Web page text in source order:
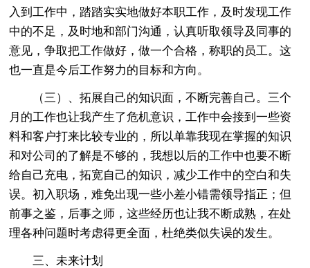
入到工作中，踏踏实实地做好本职工作，及时发现工作
中的不足，及时地和部门沟通，认真听取领导及同事的
意见，争取把工作做好，做一个合格，称职的员工。这
也一直是今后工作努力的目标和方向。
（三）、拓展自己的知识面，不断完善自己。三个
月的工作也让我产生了危机意识，工作中会接到一些资
料和客户打来比较专业的，所以单靠我现在掌握的知识
和对公司的了解是不够的，我想以后的工作中也要不断
给自己充电，拓宽自己的知识，减少工作中的空白和失
误。初入职场，难免出现一些小差小错需领导指正；但
前事之鉴，后事之师，这些经历也让我不断成熟，在处
理各种问题时考虑得更全面，杜绝类似失误的发生。
三、未来计划